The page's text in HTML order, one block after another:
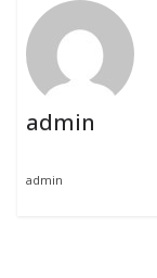
admin
admin